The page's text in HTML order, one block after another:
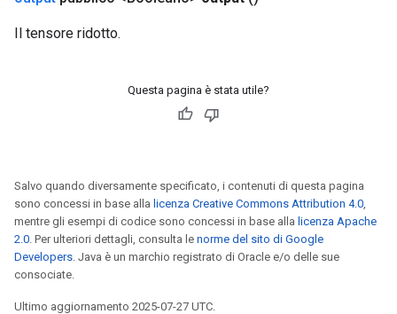
Il tensore ridotto.
Questa pagina è stata utile?
Salvo quando diversamente specificato, i contenuti di questa pagina
sono concessi in base alla licenza Creative Commons Attribution 4.0,
mentre gli esempi di codice sono concessi in base alla licenza Apache
2.0. Per ulteriori dettagli, consulta le norme del sito di Google
Developers. Java è un marchio registrato di Oracle e/o delle sue
consociate.
Ultimo aggiornamento 2025-07-27 UTC.